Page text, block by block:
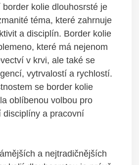
kolie dlouhosrsté je
téma, které zahrnuje
a disciplín. Border kolie
které má nejenom
v krvi, ale také se
vytrvalostí a rychlostí.
se border kolie
oblíbenou volbou pro
disciplíny a pracovní
a nejtradičnějších